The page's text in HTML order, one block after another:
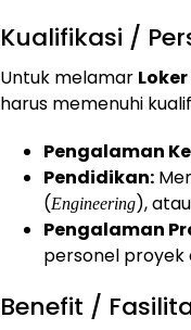
Kualifikasi /
Untuk melamar
harus memenuhi
Pengalaman
Pendidikan:
(Engineering),
Pengalaman
personel proyek
Benefit /